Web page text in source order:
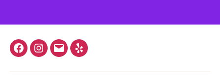
FacebookInstagram
E-
Yelp